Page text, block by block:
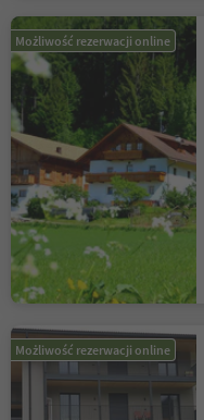
Możliwość rezerwacji online
Możliwość rezerwacji online